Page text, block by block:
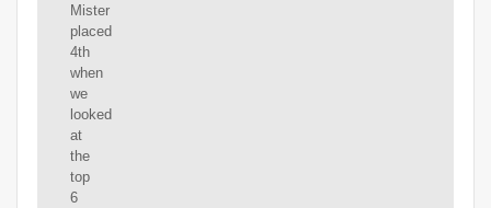
Mister
placed
4th
when
we
looked
at
the
top
6